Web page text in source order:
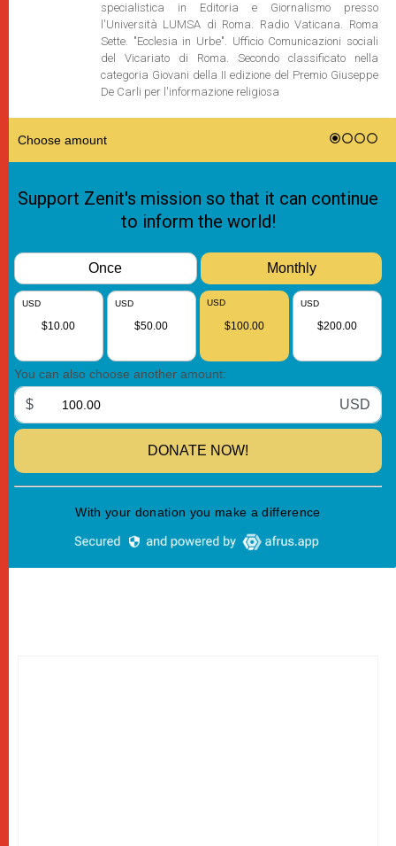
specialistica in Editoria e Giornalismo presso
l'Università LUMSA di Roma. Radio Vaticana. Roma
Sette. "Ecclesia in Urbe". Ufficio Comunicazioni sociali
del Vicariato di Roma. Secondo classificato nella
categoria Giovani della II edizione del Premio Giuseppe
De Carli per l'informazione religiosa